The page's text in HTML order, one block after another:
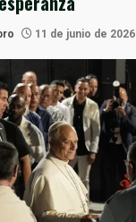
11 de junio de 2026